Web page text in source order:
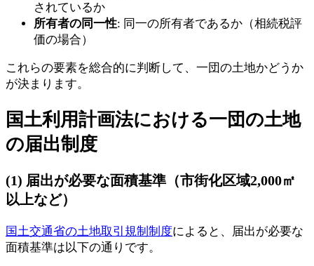
されているか
所有者の同一性: 同一の所有者であるか（相続税評
価の場合）
これらの要素を総合的に判断して、一団の土地かどうか
が決まります。
国土利用計画法における一団の土地
の届出制度
(1) 届出が必要な面積基準（市街化区域2,000㎡
以上など）
国土交通省の土地取引規制制度によると、届出が必要な
面積基準は以下の通りです。